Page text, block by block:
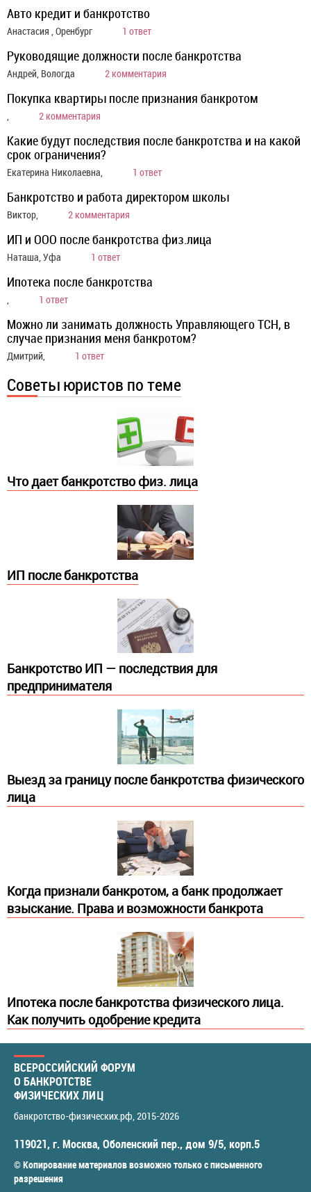
Авто кредит и банкротство
Анастасия , Оренбург 1 ответ
Руководящие должности после банкротства
Андрей, Вологда 2 комментария
Покупка квартиры после признания банкротом
, 2 комментария
Какие будут последствия после банкротства и на какой
срок ограничения?
Екатерина Николаевна, 1 ответ
Банкротство и работа директором школы
Виктор, 2 комментария
ИП и ООО после банкротства физ.лица
Наташа, Уфа 1 ответ
Ипотека после банкротства
, 1 ответ
Можно ли занимать должность Управляющего ТСН, в
случае признания меня банкротом?
Дмитрий, 1 ответ
Советы юристов по теме
Что дает банкротство физ. лица
ИП после банкротства
Банкротство ИП — последствия для
предпринимателя
Выезд за границу после банкротства физического
лица
Когда признали банкротом, а банк продолжает
взыскание. Права и возможности банкрота
Ипотека после банкротства физического лица.
Как получить одобрение кредита
ВСЕРОССИЙСКИЙ ФОРУМ
О БАНКРОТСТВЕ
ФИЗИЧЕСКИХ ЛИЦ
банкротство-физических.рф , 2015-2026
119021, г. Москва, Оболенский пер., дом 9/5, корп.5
© Копирование материалов возможно только с письменного
разрешения